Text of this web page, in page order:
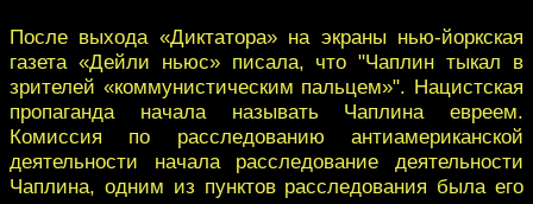
После выхода «Диктатора» на экраны нью-йоркская
газета «Дейли ньюс» писала, что "Чаплин тыкал в
зрителей «коммунистическим пальцем»". Нацистская
пропаганда начала называть Чаплина евреем.
Комиссия по расследованию антиамериканской
деятельности начала расследование деятельности
Чаплина, одним из пунктов расследования была его